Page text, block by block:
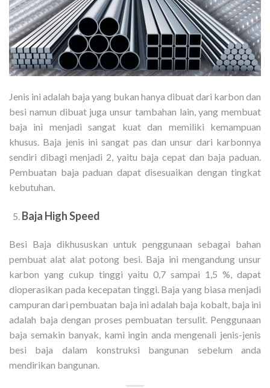
Jenis ini adalah baja yang bukan hanya dibuat dari karbon dan
besi namun dibuat juga unsur tambahan lain, yang membuat
baja ini menjadi sangat kuat dan memiliki kemampuan
khusus. Baja jenis ini sangat pas dan unsur dari karbonnya
sendiri dibagi menjadi 2, yaitu baja cepat dan baja paduan.
Pembuatan baja paduan dapat disesuaikan dengan tingkat
kebutuhan.
Baja High Speed
Besi Baja dikhususkan untuk penggunaan sebagai bahan
pembuat alat alat potong besi. Baja ini mengandung unsur
karbon yang cukup tinggi yaitu 0,7 sampai 1,5 %, dapat
dioperasikan pada kecepatan tinggi. Baja yang biasa menjadi
campuran dari pembuatan baja ini adalah baja kobalt, baja ini
adalah baja dengan proses pembuatan tersulit. Penggunaan
baja semakin banyak, kami ingin anda mengenali jenis-jenis
besi baja dalam konstruksi bangunan sebelum anda
mendirikan bangunan.